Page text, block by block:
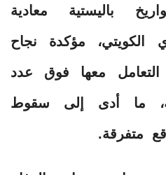
باليستية معادية
الكويتي، مؤكدة نجاح
معها فوق عدد
ما أدى إلى سقوط
متفرقة.